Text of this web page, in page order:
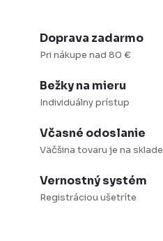
Doprava zadarmo
Pri nákupe nad 80 €
Bežky na mieru
Individuálny prístup
Včasné odoslanie
Väčšina tovaru je na sklade
Vernostný systém
Registráciou ušetríte